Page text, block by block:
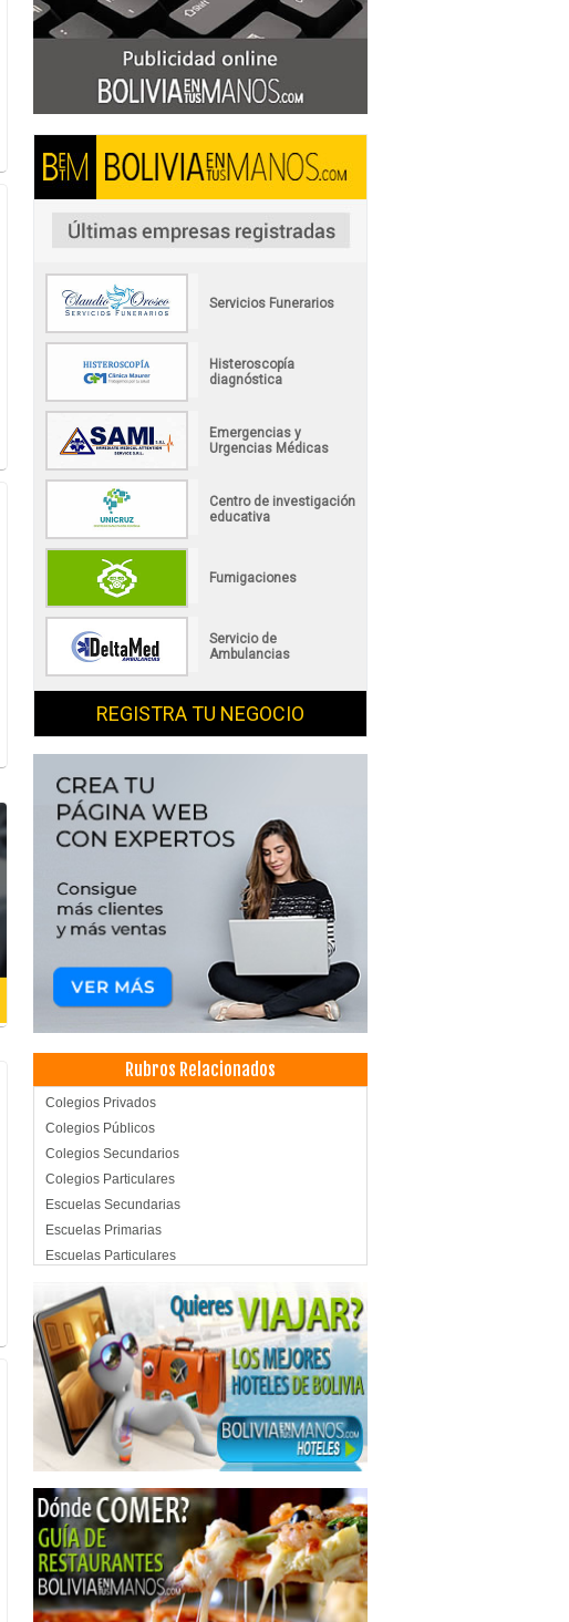
Servicios Funerarios
Histeroscopía
diagnóstica
Emergencias y
Urgencias Médicas
Centro de investigación
educativa
Fumigaciones
Servicio de
Ambulancias
REGISTRA TU NEGOCIO
Rubros Relacionados
Colegios Privados
Colegios Públicos
Colegios Secundarios
Colegios Particulares
Escuelas Secundarias
Escuelas Primarias
Escuelas Particulares
Escuelas Públicas
Hoteles
Hotels
Complejos Turísticos
Turismo Ecológico
Delivery
Restaurantes
Restaurantes: Churrasquerías
Restaurantes: Comida Criolla
Comida Chuquisaqueña
Blanqueamiento Dental
Consultorio Dental
Dentistas